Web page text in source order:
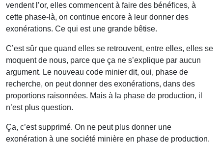
vendent l’or, elles commencent à faire des bénéfices, à
cette phase-là, on continue encore à leur donner des
exonérations. Ce qui est une grande bêtise.
C’est sûr que quand elles se retrouvent, entre elles, elles se
moquent de nous, parce que ça ne s’explique par aucun
argument. Le nouveau code minier dit, oui, phase de
recherche, on peut donner des exonérations, dans des
proportions raisonnées. Mais à la phase de production, il
n’est plus question.
Ça, c’est supprimé. On ne peut plus donner une
exonération à une société minière en phase de production.